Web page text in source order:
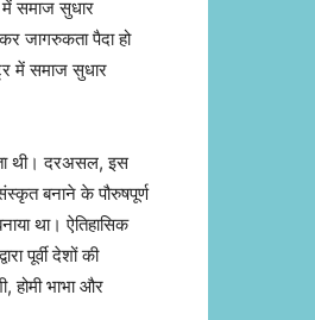
समाज सुधार
जागरुकता पैदा हो
में समाज सुधार
थी। दरअसल, इस
बनाने के पौरुषपूर्ण
था। ऐतिहासिक
पूर्वी देशों की
होमी भाभा और